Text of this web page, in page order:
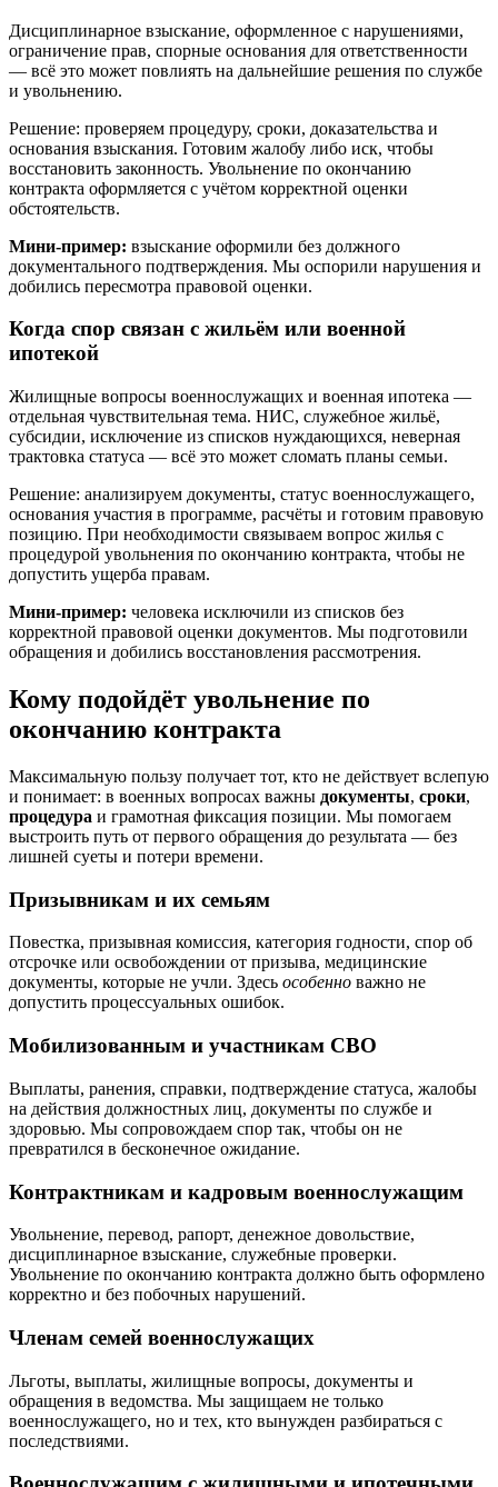
Дисциплинарное взыскание, оформленное с нарушениями,
ограничение прав, спорные основания для ответственности
— всё это может повлиять на дальнейшие решения по службе
и увольнению.
Решение: проверяем процедуру, сроки, доказательства и
основания взыскания. Готовим жалобу либо иск, чтобы
восстановить законность. Увольнение по окончанию
контракта оформляется с учётом корректной оценки
обстоятельств.
Мини-пример: взыскание оформили без должного
документального подтверждения. Мы оспорили нарушения и
добились пересмотра правовой оценки.
Когда спор связан с жильём или военной
ипотекой
Жилищные вопросы военнослужащих и военная ипотека —
отдельная чувствительная тема. НИС, служебное жильё,
субсидии, исключение из списков нуждающихся, неверная
трактовка статуса — всё это может сломать планы семьи.
Решение: анализируем документы, статус военнослужащего,
основания участия в программе, расчёты и готовим правовую
позицию. При необходимости связываем вопрос жилья с
процедурой увольнения по окончанию контракта, чтобы не
допустить ущерба правам.
Мини-пример: человека исключили из списков без
корректной правовой оценки документов. Мы подготовили
обращения и добились восстановления рассмотрения.
Кому подойдёт увольнение по
окончанию контракта
Максимальную пользу получает тот, кто не действует вслепую
и понимает: в военных вопросах важны документы, сроки,
процедура и грамотная фиксация позиции. Мы помогаем
выстроить путь от первого обращения до результата — без
лишней суеты и потери времени.
Призывникам и их семьям
Повестка, призывная комиссия, категория годности, спор об
отсрочке или освобождении от призыва, медицинские
документы, которые не учли. Здесь особенно важно не
допустить процессуальных ошибок.
Мобилизованным и участникам СВО
Выплаты, ранения, справки, подтверждение статуса, жалобы
на действия должностных лиц, документы по службе и
здоровью. Мы сопровождаем спор так, чтобы он не
превратился в бесконечное ожидание.
Контрактникам и кадровым военнослужащим
Увольнение, перевод, рапорт, денежное довольствие,
дисциплинарное взыскание, служебные проверки.
Увольнение по окончанию контракта должно быть оформлено
корректно и без побочных нарушений.
Членам семей военнослужащих
Льготы, выплаты, жилищные вопросы, документы и
обращения в ведомства. Мы защищаем не только
военнослужащего, но и тех, кто вынужден разбираться с
последствиями.